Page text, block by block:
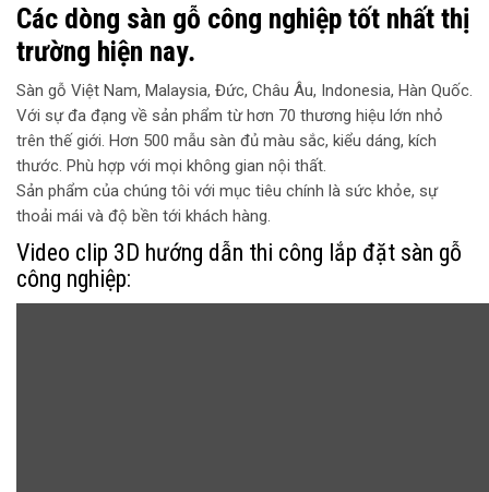
Các dòng sàn gỗ công nghiệp tốt nhất thị
trường hiện nay.
Sàn gỗ Việt Nam, Malaysia, Đức, Châu Âu, Indonesia, Hàn Quốc.
Với sự đa đạng về sản phẩm từ hơn 70 thương hiệu lớn nhỏ
trên thế giới. Hơn 500 mẫu sàn đủ màu sắc, kiểu dáng, kích
thước. Phù hợp với mọi không gian nội thất.
Sản phẩm của chúng tôi với mục tiêu chính là sức khỏe, sự
thoải mái và độ bền tới khách hàng.
Video clip 3D hướng dẫn thi công lắp đặt sàn gỗ
công nghiệp: